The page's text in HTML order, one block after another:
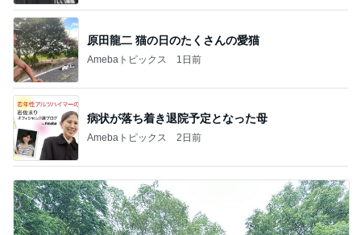
原田龍二 猫の日のたくさんの愛猫
Amebaトピックス 1日前
病状が落ち着き退院予定となった母
Amebaトピックス 2日前